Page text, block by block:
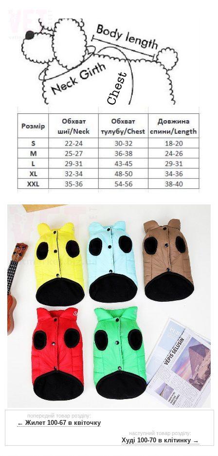
попередній товар розділу:
← Жилет 100-67 в квіточку
наступний товар розділу:
Худі 100-70 в клітинку →